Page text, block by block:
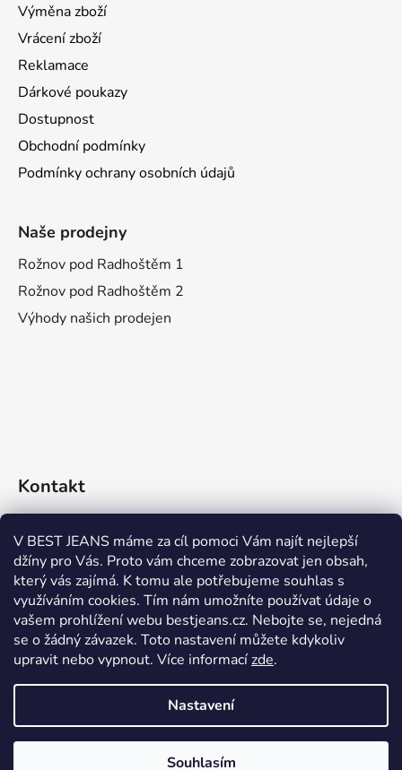
V BEST JEANS máme za cíl pomoci Vám najít nejlepší
džíny pro Vás. Proto vám chceme zobrazovat jen obsah,
který vás zajímá. K tomu ale potřebujeme souhlas s
využíváním cookies. Tím nám umožníte používat údaje o
vašem prohlížení webu bestjeans.cz. Nebojte se, nejedná
se o žádný závazek. Toto nastavení můžete kdykoliv
upravit nebo vypnout. Více informacízde.
Nastavení
Souhlasím
Výměna zboží
Vrácení zboží
Reklamace
Dárkové poukazy
Dostupnost
Obchodní podmínky
Podmínky ochrany osobních údajů
Naše prodejny
Rožnov pod Radhoštěm 1
Rožnov pod Radhoštěm 2
Výhody našich prodejen
Kontakt
eshop@bestjeans.cz
+420 771 200 468
+420 771 200 468
Vytvořil Shoptet